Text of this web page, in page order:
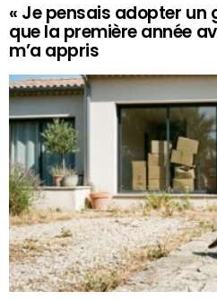
« Je pensais adopter un
que la première année
m’a appris